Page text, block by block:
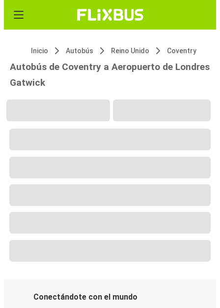
Inicio Autobús Reino Unido Coventry
Autobús de Coventry a Aeropuerto de Londres
Gatwick
Conectándote con el mundo